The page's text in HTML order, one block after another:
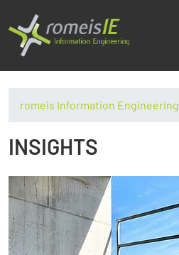
romeis Information Engineering
INSIGHTS